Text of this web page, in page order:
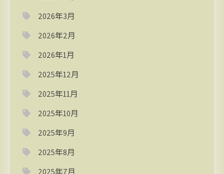
2026年3月
2026年2月
2026年1月
2025年12月
2025年11月
2025年10月
2025年9月
2025年8月
2025年7月